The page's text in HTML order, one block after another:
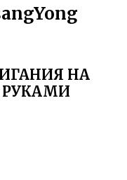
НА
РУКАМИ